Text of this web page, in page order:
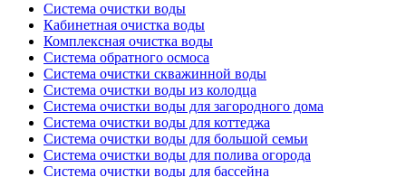
Система очистки воды
Кабинетная очистка воды
Комплексная очистка воды
Система обратного осмоса
Система очистки скважинной воды
Система очистки воды из колодца
Система очистки воды для загородного дома
Система очистки воды для коттеджа
Система очистки воды для большой семьи
Система очистки воды для полива огорода
Система очистки воды для бассейна